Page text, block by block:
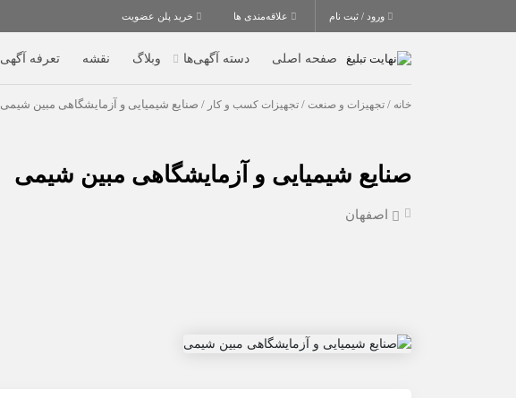
ورود / ثبت نام علاقه‌مندی ها خرید پلن عضویت
صفحه اصلی دسته آگهی‌ها وبلاگ نقشه تعرفه آگهی
خانه / تجهیزات و صنعت / تجهیزات کسب و کار / صنایع شیمیایی و آزمایشگاهی مبین شیمی
صنایع شیمیایی و آزمایشگاهی مبین شیمی
اصفهان